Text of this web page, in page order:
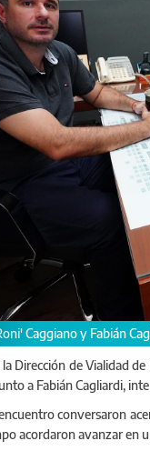
Roberto 'Roni' Caggiano
Dirección de Vialidad
a Fabián Cagliardi,
conversaron
acordaron avanzar en